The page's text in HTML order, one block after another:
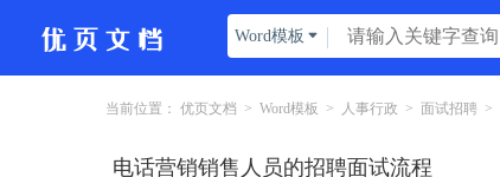
Word模板 
当前位置： 优页文档 > Word模板 > 人事行政 > 面试招聘>
电话营销销售人员的招聘面试流程